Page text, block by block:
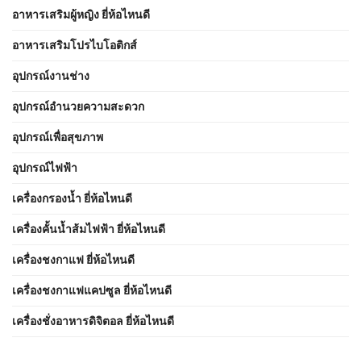
อาหารเสริมผู้หญิง ยี่ห้อไหนดี
อาหารเสริมโปรไบโอติกส์
อุปกรณ์งานช่าง
อุปกรณ์อำนวยความสะดวก
อุปกรณ์เพื่อสุขภาพ
อุปกรณ์ไฟฟ้า
เครื่องกรองน้ำ ยี่ห้อไหนดี
เครื่องคั้นน้ำส้มไฟฟ้า ยี่ห้อไหนดี
เครื่องชงกาแฟ ยี่ห้อไหนดี
เครื่องชงกาแฟแคปซูล ยี่ห้อไหนดี
เครื่องชั่งอาหารดิจิตอล ยี่ห้อไหนดี